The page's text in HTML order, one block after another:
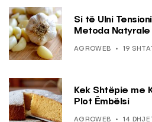
Si të Ulni
Metoda Natyrale
AGROWEB 19
Kek Shtëpie me
Plot Ëmbëlsi
AGROWEB 14